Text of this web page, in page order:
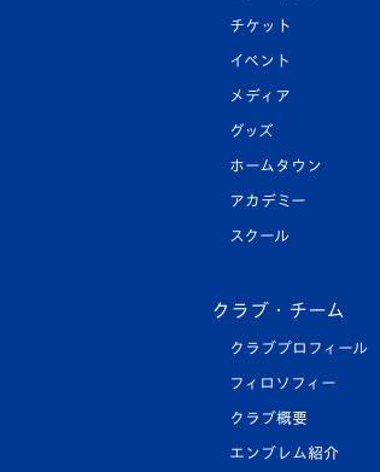
チケット
イベント
メディア
グッズ
ホームタウン
アカデミー
スクール
クラブ・チーム
クラブプロフィール
フィロソフィー
クラブ概要
エンブレム紹介